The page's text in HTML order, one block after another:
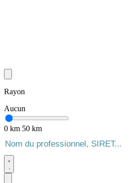
Rayon
Aucun
0 km 50 km